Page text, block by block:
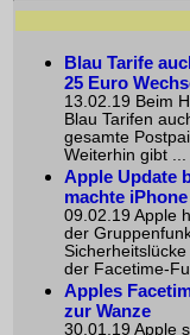
Blau Tarife
25 Euro
13.02.19 Beim
Blau Tarifen
gesamte
Weiterhin gibt ...
Apple Update
machte
09.02.19 Apple
der
der Facetime-
Apples
zur Wanze
30.01.19 Apple